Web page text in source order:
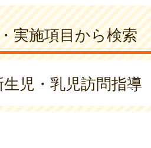
実施項目から検索
児・乳児訪問指導